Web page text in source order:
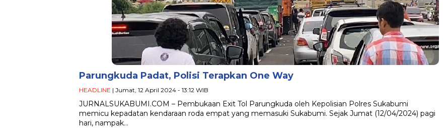
Parungkuda Padat, Polisi Terapkan One Way
HEADLINE | Jumat, 12 April 2024 - 13:12 WIB
JURNALSUKABUMI.COM – Pembukaan Exit Tol Parungkuda oleh Kepolisian Polres Sukabumi
memicu kepadatan kendaraan roda empat yang memasuki Sukabumi. Sejak Jumat (12/04/2024) pagi
hari, nampak…